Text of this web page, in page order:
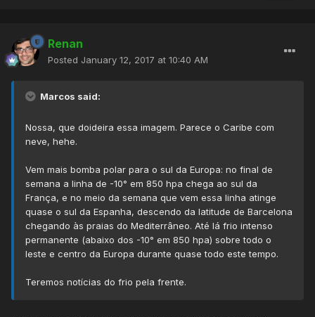
Renan
Posted January 12, 2017 at 10:40 AM
Marcos said:
Nossa, que doideira essa imagem. Parece o Caribe com
neve, hehe.
Vem mais bomba polar para o sul da Europa: no final de
semana a linha de -10° em 850 hpa chega ao sul da
França, e no meio da semana que vem essa linha atinge
quase o sul da Espanha, descendo da latitude de Barcelona
chegando às praias do Mediterrâneo. Até lá frio intenso
permanente (abaixo dos -10° em 850 hpa) sobre todo o
leste e centro da Europa durante quase todo este tempo.
Teremos notícias do frio pela frente.